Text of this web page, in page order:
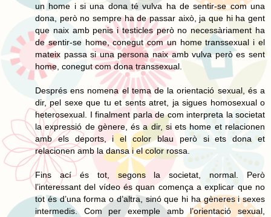
un home i si una dona té vulva ha de sentir-se com una
dona, però no sempre ha de passar això, ja que hi ha gent
que naix amb penis i testicles però no necessàriament ha
de sentir-se home, conegut com un home transsexual i el
mateix passa si una persona naix amb vulva però es sent
home, conegut com dona transsexual.
Després ens nomena el tema de la orientació sexual, és a
dir, pel sexe que tu et sents atret, ja sigues homosexual o
heterosexual. I finalment parla de com interpreta la societat
la expressió de gènere, és a dir, si ets home et relacionen
amb els deports, i el color blau però si ets dona et
relacionen amb la dansa i el color rossa.
Fins ací és tot, segons la societat, normal. Però
l’interessant del vídeo és quan comença a explicar que no
tot és d’una forma o d’altra, sinó que hi ha gèneres i sexes
intermedis. Com per exemple amb l’orientació sexual,